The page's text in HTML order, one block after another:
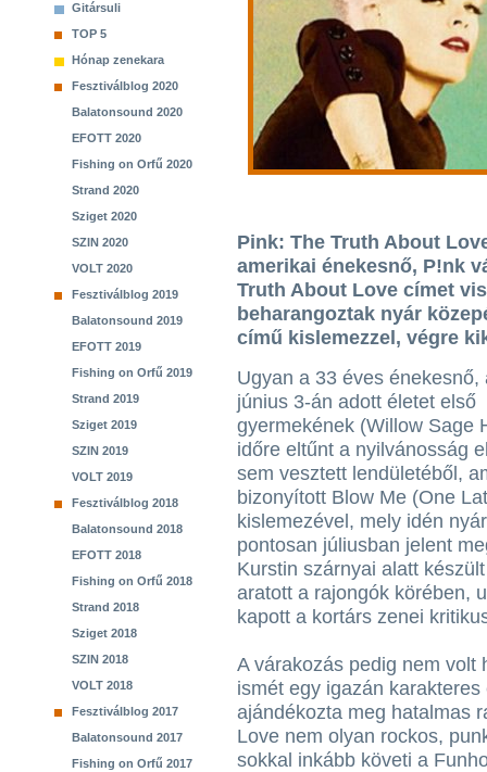
Gitársuli
TOP 5
Hónap zenekara
Fesztiválblog 2020
Balatonsound 2020
EFOTT 2020
Fishing on Orfű 2020
Strand 2020
Sziget 2020
SZIN 2020
VOLT 2020
Fesztiválblog 2019
Balatonsound 2019
EFOTT 2019
Fishing on Orfű 2019
Strand 2019
Sziget 2019
SZIN 2019
VOLT 2019
Fesztiválblog 2018
Balatonsound 2018
EFOTT 2018
Fishing on Orfű 2018
Strand 2018
Sziget 2018
SZIN 2018
VOLT 2018
Fesztiválblog 2017
Balatonsound 2017
Fishing on Orfű 2017
Pink: The Truth About
amerikai énekesnő, P!nk
Truth About Love címet
beharangoztak nyár
című kislemezzel, végre
Ugyan a 33 éves énekesnő,
június 3-án adott életet első
gyermekének (Willow Sage
időre eltűnt a nyilvánosság
sem vesztett lendületéből,
bizonyított Blow Me (One
kislemezével, mely idén
pontosan júliusban jelent
Kurstin szárnyai alatt
aratott a rajongók körében,
kapott a kortárs zenei
A várakozás pedig nem volt
ismét egy igazán
ajándékozta meg hatalmas
Love nem olyan rockos,
sokkal inkább követi a